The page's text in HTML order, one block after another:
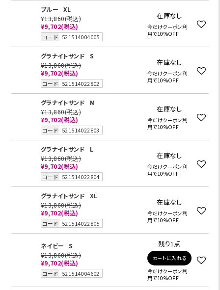
ブルー
XL
¥13,860(税込)
¥9,702(税込)
コード 521514004005
在庫なし
今だけクーポン利
用で10%OFF
グラナイトサンド
S
¥13,860(税込)
¥9,702(税込)
コード 521514022802
在庫なし
今だけクーポン利
用で10%OFF
グラナイトサンド
M
¥13,860(税込)
¥9,702(税込)
コード 521514022803
在庫なし
今だけクーポン利
用で10%OFF
グラナイトサンド
L
¥13,860(税込)
¥9,702(税込)
コード 521514022804
在庫なし
今だけクーポン利
用で10%OFF
グラナイトサンド
XL
¥13,860(税込)
¥9,702(税込)
コード 521514022805
在庫なし
今だけクーポン利
用で10%OFF
ネイビー
S
¥13,860(税込)
¥9,702(税込)
コード 521514004602
残り1点
カートに入れる
今だけクーポン利
用で10%OFF